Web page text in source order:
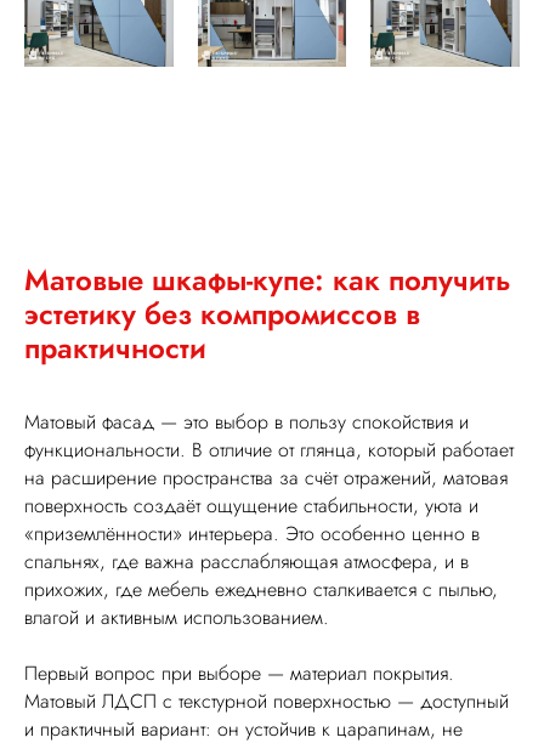
Матовые шкафы-купе: как получить
эстетику без компромиссов в
практичности
Матовый фасад — это выбор в пользу спокойствия и
функциональности. В отличие от глянца, который работает
на расширение пространства за счёт отражений, матовая
поверхность создаёт ощущение стабильности, уюта и
«приземлённости» интерьера. Это особенно ценно в
спальнях, где важна расслабляющая атмосфера, и в
прихожих, где мебель ежедневно сталкивается с пылью,
влагой и активным использованием.
Первый вопрос при выборе — материал покрытия.
Матовый ЛДСП с текстурной поверхностью — доступный
и практичный вариант: он устойчив к царапинам, не